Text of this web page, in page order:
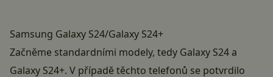
Samsung Galaxy S24/Galaxy S24+
Začněme standardními modely, tedy Galaxy S24 a
Galaxy S24+. V případě těchto telefonů se potvrdilo